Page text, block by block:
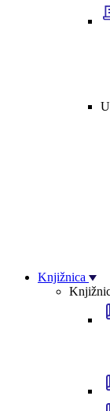
Knjižnica